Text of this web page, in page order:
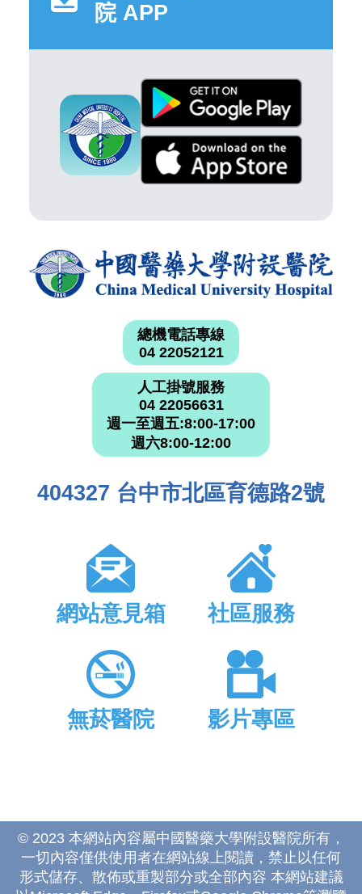
院 APP
總機電話專線
04 22052121
人工掛號服務
04 22056631
週一至週五:8:00-17:00
週六8:00-12:00
404327 台中市北區育德路2號
網站意見箱 社區服務
無菸醫院 影片專區
© 2023 本網站內容屬中國醫藥大學附設醫院所有，
一切內容僅供使用者在網站線上閱讀，禁止以任何
形式儲存、散佈或重製部分或全部內容 本網站建議